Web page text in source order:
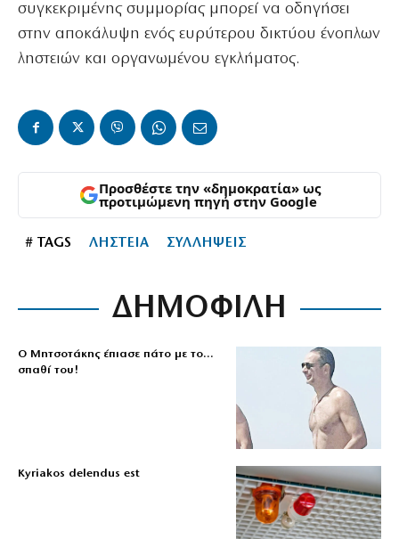
συγκεκριμένης συμμορίας μπορεί να οδηγήσει
στην αποκάλυψη ενός ευρύτερου δικτύου ένοπλων
ληστειών και οργανωμένου εγκλήματος.
Προσθέστε την «δημοκρατία» ως
προτιμώμενη πηγή στην Google
# TAGS ΛΗΣΤΕΙΑ ΣΥΛΛΗΨΕΙΣ
ΔΗΜΟΦΙΛΗ
Ο Μητσοτάκης έπιασε πάτο με το…
σπαθί του!
Kyriakos delendus est